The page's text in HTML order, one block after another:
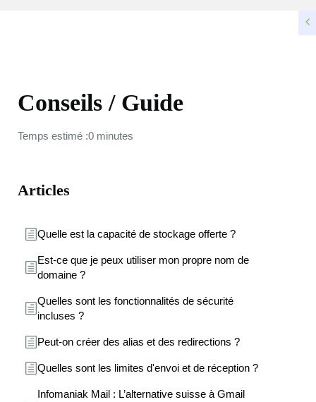
Conseils / Guide
Temps estimé :0 minutes
Articles
Quelle est la capacité de stockage offerte ?
Est-ce que je peux utiliser mon propre nom de
domaine ?
Quelles sont les fonctionnalités de sécurité
incluses ?
Peut-on créer des alias et des redirections ?
Quelles sont les limites d'envoi et de réception ?
Infomaniak Mail : L’alternative suisse à Gmail